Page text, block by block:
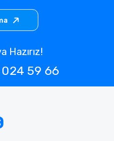
Hazırız!
59 66